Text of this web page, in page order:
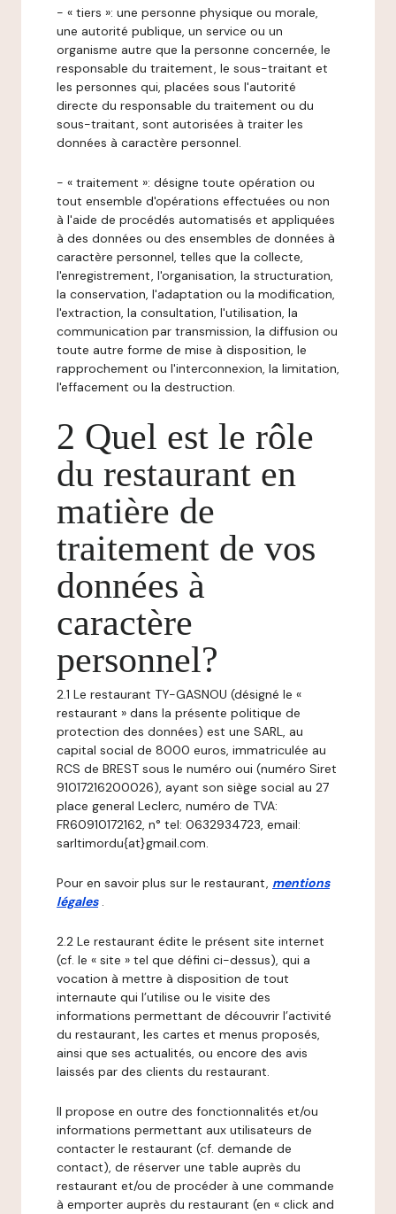
- « tiers »: une personne physique ou morale,
une autorité publique, un service ou un
organisme autre que la personne concernée, le
responsable du traitement, le sous-traitant et
les personnes qui, placées sous l'autorité
directe du responsable du traitement ou du
sous-traitant, sont autorisées à traiter les
données à caractère personnel.
- « traitement »: désigne toute opération ou
tout ensemble d'opérations effectuées ou non
à l'aide de procédés automatisés et appliquées
à des données ou des ensembles de données à
caractère personnel, telles que la collecte,
l'enregistrement, l'organisation, la structuration,
la conservation, l'adaptation ou la modification,
l'extraction, la consultation, l'utilisation, la
communication par transmission, la diffusion ou
toute autre forme de mise à disposition, le
rapprochement ou l'interconnexion, la limitation,
l'effacement ou la destruction.
2 Quel est le rôle
du restaurant en
matière de
traitement de vos
données à
caractère
personnel?
2.1 Le restaurant TY-GASNOU (désigné le «
restaurant » dans la présente politique de
protection des données) est une SARL, au
capital social de 8000 euros, immatriculée au
RCS de BREST sous le numéro oui (numéro Siret
91017216200026), ayant son siège social au 27
place general Leclerc, numéro de TVA:
FR60910172162, n° tel: 0632934723, email:
sarltimordu{at}gmail.com.
Pour en savoir plus sur le restaurant, mentions
légales .
2.2 Le restaurant édite le présent site internet
(cf. le « site » tel que défini ci-dessus), qui a
vocation à mettre à disposition de tout
internaute qui l’utilise ou le visite des
informations permettant de découvrir l’activité
du restaurant, les cartes et menus proposés,
ainsi que ses actualités, ou encore des avis
laissés par des clients du restaurant.
Il propose en outre des fonctionnalités et/ou
informations permettant aux utilisateurs de
contacter le restaurant (cf. demande de
contact), de réserver une table auprès du
restaurant et/ou de procéder à une commande
à emporter auprès du restaurant (en « click and